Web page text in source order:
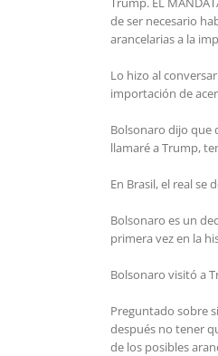
de ser necesario
arancelarias a la
Lo hizo al
importación de
Bolsonaro dijo que
llamaré a Trump,
En Brasil, el real se
Bolsonaro es un
primera vez en la
Bolsonaro visitó a
Preguntado sobre
después no tener
de los posibles